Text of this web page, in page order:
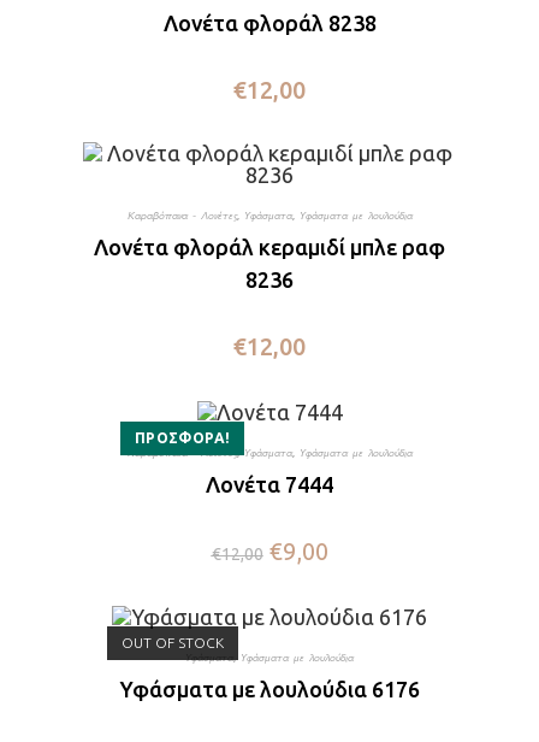
Λονέτα φλοράλ 8238
€12,00
Καραβόπανα - Λονέτες, Υφάσματα, Υφάσματα με λουλούδια
Λονέτα φλοράλ κεραμιδί μπλε ραφ
8236
€12,00
ΠΡΟΣΦΟΡΆ!
Υφάσματα, Υφάσματα με λουλούδια
Λονέτα 7444
€12,00 €9,00
OUT OF STOCK
Υφάσματα με λουλούδια
Υφάσματα με λουλούδια 6176